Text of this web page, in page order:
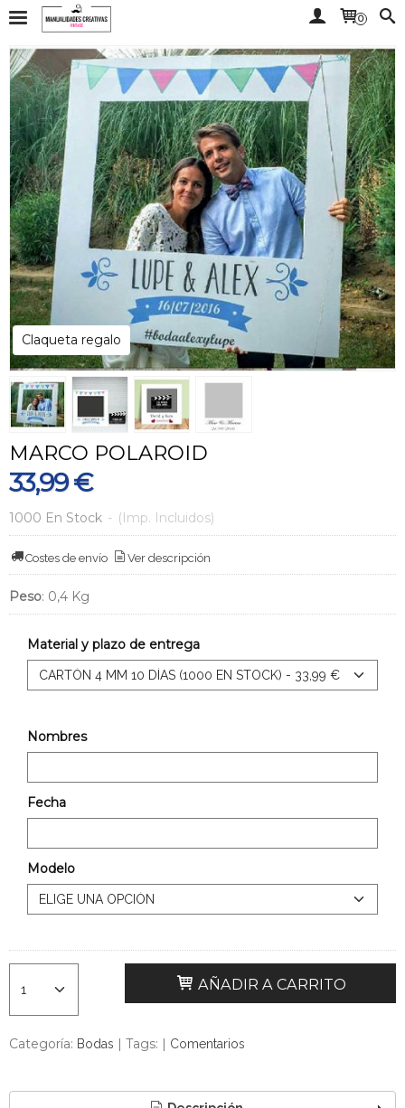
0
Claqueta regalo
MARCO POLAROID
33,99 €
1000 En Stock - (Imp. Incluidos)
Costes de envío Ver descripción
Peso: 0,4 Kg
Material y plazo de entrega
Nombres
Fecha
Modelo
AÑADIR A CARRITO
Categoría: Bodas | Tags: | Comentarios